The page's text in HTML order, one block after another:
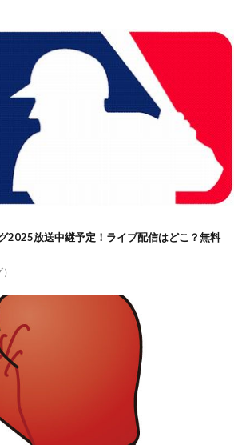
2025放送中継予定！ライブ配信はどこ？無料